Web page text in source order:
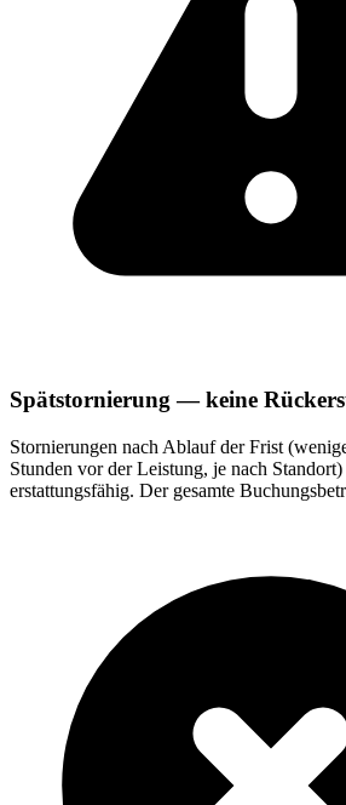
Spätstornierung — keine
Stornierungen nach Ablauf der Frist
Stunden vor der Leistung, je nach
erstattungsfähig. Der gesamte